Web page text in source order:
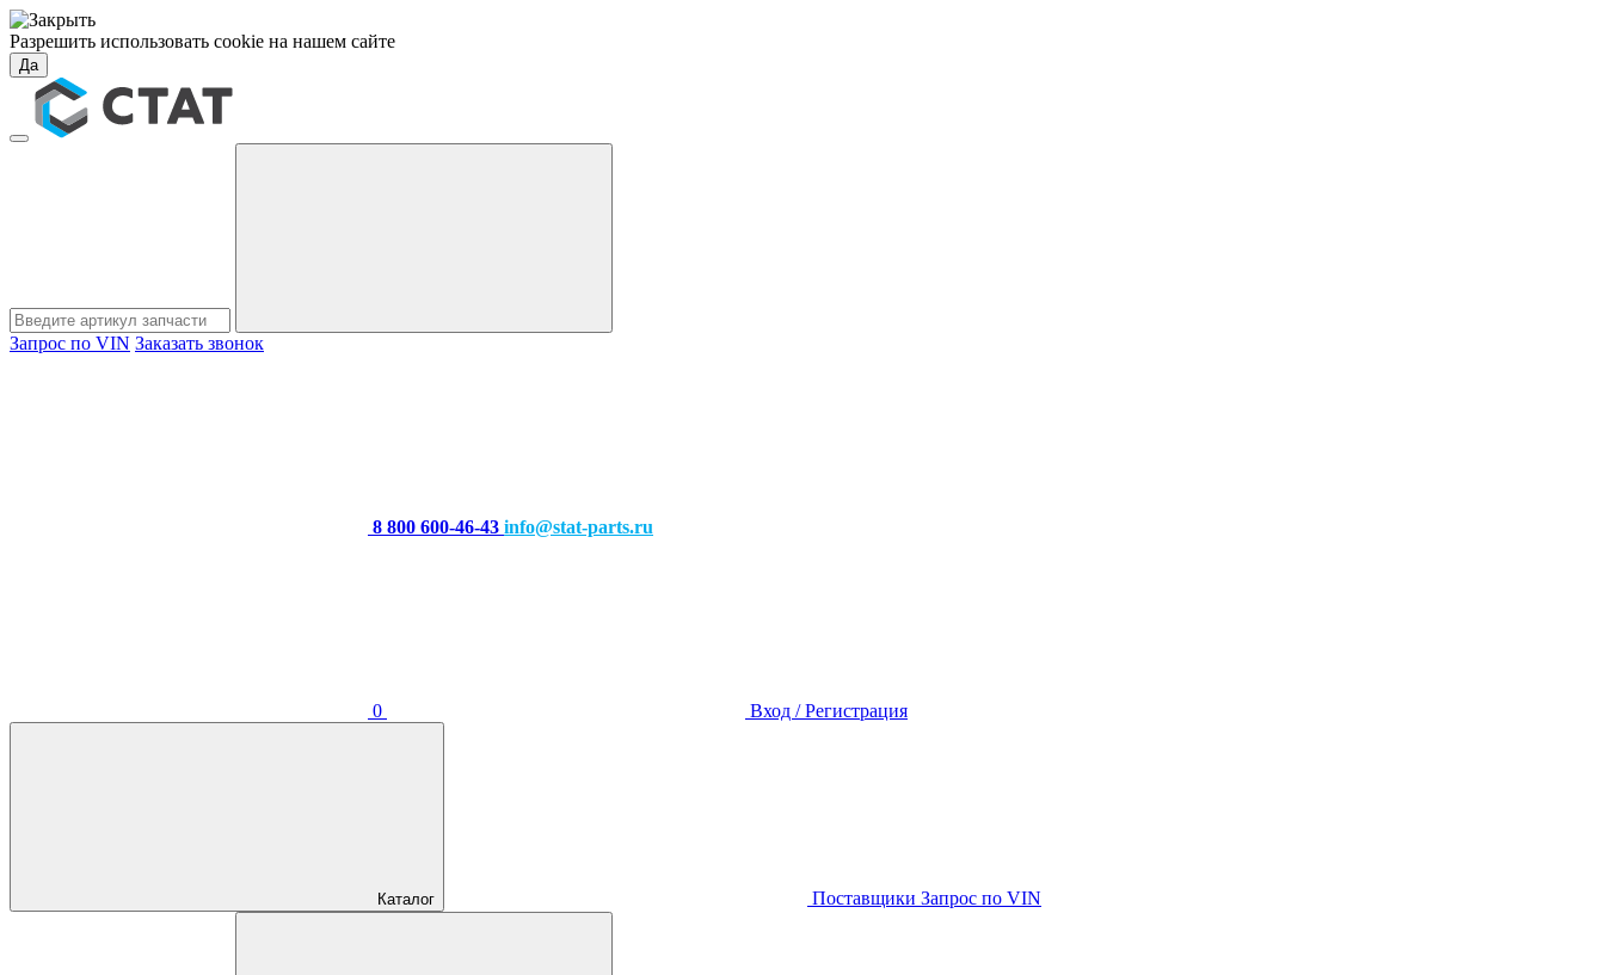
Разрешить использовать cookie на нашем сайте
Да
Запрос по VIN Заказать звонок
8 800 600-46-43 info@stat-parts.ru
0 Вход / Регистрация
Каталог Поставщики Запрос по VIN